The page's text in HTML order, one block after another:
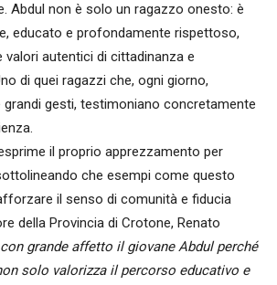
Abdul non è solo un ragazzo onesto: è
educato e profondamente rispettoso,
valori autentici di cittadinanza e
di quei ragazzi che, ogni giorno,
gesti, testimoniano concretamente
il proprio apprezzamento per
che esempi come questo
il senso di comunità e fiducia
della Provincia di Crotone, Renato
grande affetto il giovane Abdul perché
solo valorizza il percorso educativo e